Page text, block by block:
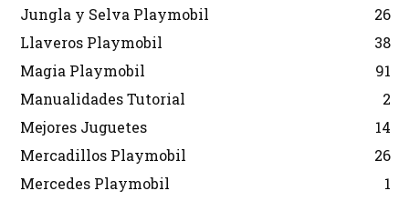
Jungla y Selva Playmobil
26
Llaveros Playmobil
38
Magia Playmobil
91
Manualidades Tutorial
2
Mejores Juguetes
14
Mercadillos Playmobil
26
Mercedes Playmobil
1